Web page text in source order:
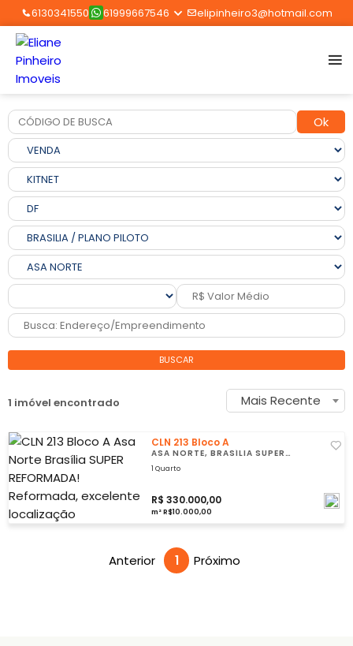
6130341550 61999667546 elipinheiro3@hotmail.com
Ok
BUSCAR
1 imóvel encontrado Mais Recente
CLN 213 Bloco A
ASA NORTE, BRASÍLIA SUPER
1 Quarto
R$ 330.000,00
m² R$10.000,00
Anterior 1 Próximo